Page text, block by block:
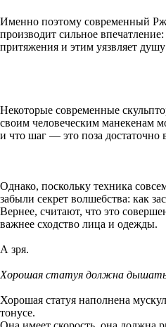
Именно поэтому современный
производит сильное
притяжения и этим уязвляет душу
Некоторые современные
своим человеческим манекенам
и что шаг — это поза достаточно
Однако, поскольку техника
забыли секрет волшебства: как
Вернее, считают, что это
важнее сходство лица и одежды.
А зря.
Хорошая статуя должна
Хорошая статуя наполнена
тонусе.